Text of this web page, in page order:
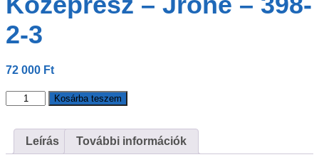
2-3
72 000 Ft
Középrész
-
398-
Kosárba teszem
Leírás További információk